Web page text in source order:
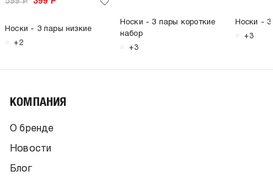
Носки - 3 пары низкие
+2
Носки - 3 пары короткие
набор
+3
Носки - 3
+3
КОМПАНИЯ
О бренде
Новости
Блог